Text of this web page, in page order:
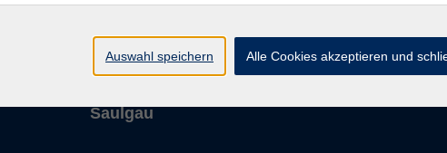
Saulgau
Auswahl speichern Alle Cookies akzeptieren und